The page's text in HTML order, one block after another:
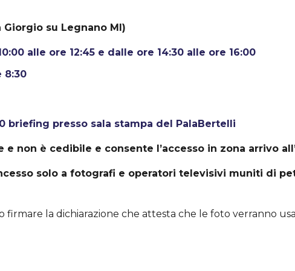
su Legnano MI)
alle ore 12:45 e dalle ore 14:30 alle ore 16:00
8:30
briefing presso sala stampa del PalaBertelli
non è cedibile e consente l’accesso in zona arrivo
solo a fotografi e operatori televisivi muniti di
firmare la dichiarazione che attesta che le foto verranno